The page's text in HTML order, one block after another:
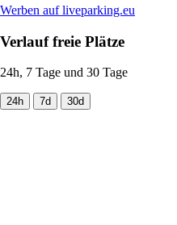
Werben auf liveparking.eu
Verlauf freie Plätze
24h, 7 Tage und 30 Tage
24h 7d 30d